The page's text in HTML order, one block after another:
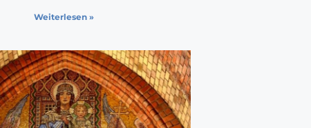
Weiterlesen »